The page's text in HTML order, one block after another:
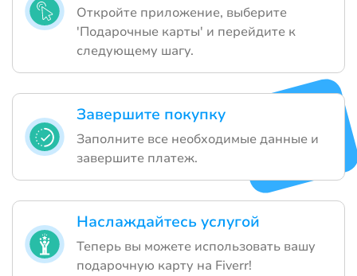
Откройте приложение, выберите
'Подарочные карты' и перейдите к
следующему шагу.
Завершите покупку
Заполните все необходимые данные и
завершите платеж.
Наслаждайтесь услугой
Теперь вы можете использовать вашу
подарочную карту на Fiverr!